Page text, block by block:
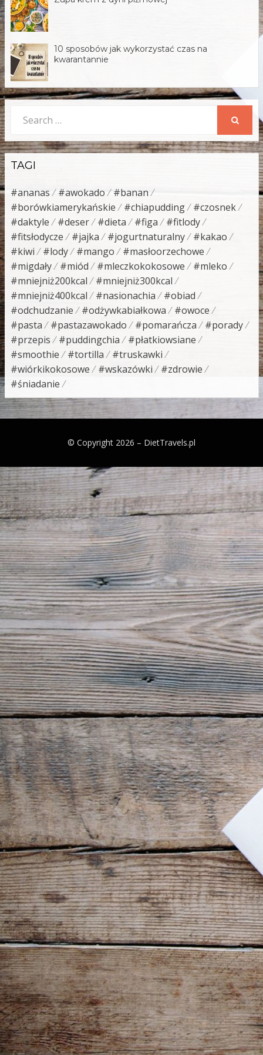
10 sposobów jak wykorzystać czas na
kwarantannie
for:
SEARCH
TAGI
#ananas #awokado
#banan
#borówkiamerykańskie
#chiapudding
#czosnek
#daktyle
#deser #dieta #figa
#fitlody
#fitsłodycze
#jajka #jogurtnaturalny
#kakao
#kiwi
#lody #mango
#masłoorzechowe
#migdały
#miód #mleczkokokosowe
#mleko
#mniejniż200kcal
#mniejniż300kcal
#mniejniż400kcal
#nasionachia
#obiad
#odchudzanie
#odżywkabiałkowa
#owoce
#pasta
#pastazawokado #pomarańcza
#porady
#przepis
#puddingchia
#płatkiowsiane
#smoothie
#tortilla
#truskawki
#wiórkikokosowe
#wskazówki
#zdrowie
#śniadanie
© Copyright 2026 – DietTravels.pl